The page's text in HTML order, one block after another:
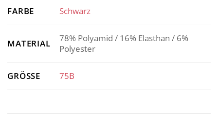
FARBE Schwarz
MATERIAL
78% Polyamid / 16% Elasthan / 6%
Polyester
GRÖSSE 75B